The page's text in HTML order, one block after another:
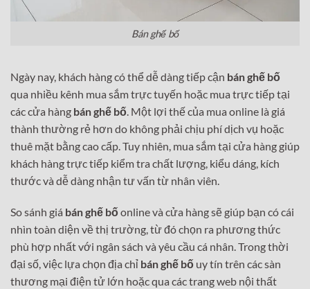
Bán ghế bố
Ngày nay, khách hàng có thể dễ dàng tiếp cận bán ghế bố
qua nhiều kênh mua sắm trực tuyến hoặc mua trực tiếp tại
các cửa hàng bán ghế bố . Một lợi thế của mua online là giá
thành thường rẻ hơn do không phải chịu phí dịch vụ hoặc
thuê mặt bằng cao cấp. Tuy nhiên, mua sắm tại cửa hàng giúp
khách hàng trực tiếp kiểm tra chất lượng, kiểu dáng, kích
thước và dễ dàng nhận tư vấn từ nhân viên.
So sánh giá bán ghế bố online và cửa hàng sẽ giúp bạn có cái
nhìn toàn diện về thị trường, từ đó chọn ra phương thức
phù hợp nhất với ngân sách và yêu cầu cá nhân. Trong thời
đại số, việc lựa chọn địa chỉ bán ghế bố uy tín trên các sàn
thương mại điện tử lớn hoặc qua các trang web nội thất